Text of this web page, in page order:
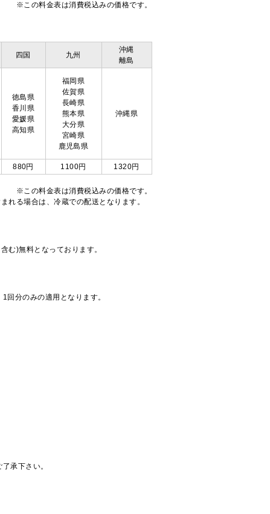
※この料金表は消費税込みの価格です。
四国 九州
沖縄
離島
徳島県
香川県
愛媛県
高知県
福岡県
佐賀県
長崎県
熊本県
大分県
宮崎県
鹿児島県
沖縄県
880円 1100円 1320円
※この料金表は消費税込みの価格です。
れる場合は、冷蔵での配送となります。
む)無料となっております。
回分のみの適用となります。
承下さい。